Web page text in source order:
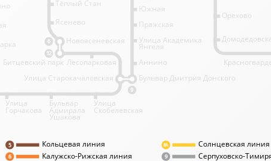
Кольцевая линия
Калужско-Рижская линия
Солнцевская линия
Серпуховско-
9
6
8А
5
9
6
12
Тёплый Стан
Ясенево
Новоясеневская
Южная
Пражская
Улица Академика
Янгеля
Орехово
Аннино
Бульвар Дмитрия Донского
Битцевский парк Лесопарковая
Улица Старокачаловская
Улица
Скобелевская
Бульвар
Адмирала
Ушакова
Улица
Горчакова